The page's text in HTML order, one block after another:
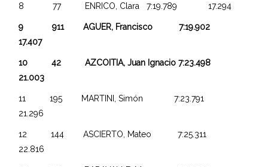
8 77 ENRICO, Clara 7:19.789 17.294
9 911 AGUER, Francisco 7:19.902
17.407
10 42 AZCOITIA, Juan Ignacio 7:23.498
21.003
11 195 MARTINI, Simón 7:23.791
21.296
12 144 ASCIERTO, Mateo 7:25.311
22.816